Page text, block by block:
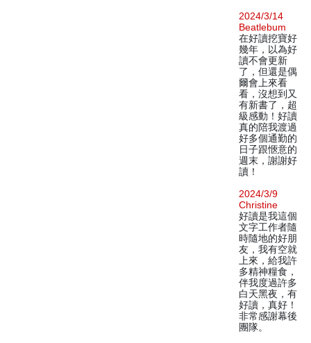
2024/3/14
Beatlebum
在好讀挖寶好
幾年，以為好
讀不會更新
了，但還是偶
爾會上來看
看，沒想到又
有新書了，超
級感動！好讀
真的陪我渡過
好多個通勤的
日子跟愜意的
週末，謝謝好
讀！
2024/3/9
Christine
好讀是我這個
文字工作者隨
時隨地的好朋
友，我有空就
上來，給我許
多精神糧食，
伴我度過許多
白天黑夜，有
好讀，真好！
非常感謝幕後
團隊。